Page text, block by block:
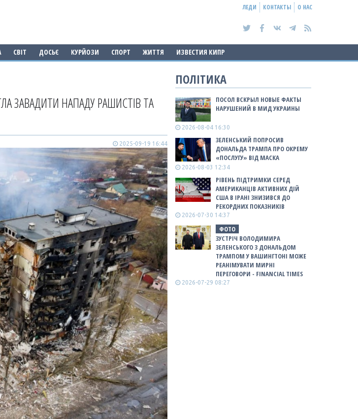
ЛЕДИ КОНТАКТЫ О НАС
СВІТ ДОСЬЄ КУРЙОЗИ СПОРТ ЖИТТЯ ИЗВЕСТИЯ КИПР
ЗАВАДИТИ НАПАДУ РАШИСТІВ ТА
2025-09-19 16:44
ПОЛІТИКА
ПОСОЛ ВСКРЫЛ НОВЫЕ ФАКТЫ
НАРУШЕНИЙ В МИД УКРАИНЫ
2026-08-04 16:30
ЗЕЛЕНСЬКИЙ ПОПРОСИВ
ДОНАЛЬДА ТРАМПА ПРО ОКРЕМУ
«ПОСЛУГУ» ВІД МАСКА
2026-08-03 12:34
РІВЕНЬ ПІДТРИМКИ СЕРЕД
АМЕРИКАНЦІВ АКТИВНИХ ДІЙ
США В ІРАНІ ЗНИЗИВСЯ ДО
РЕКОРДНИХ ПОКАЗНИКІВ
2026-07-30 14:37
ФОТО
ЗУСТРІЧ ВОЛОДИМИРА
ЗЕЛЕНСЬКОГО З ДОНАЛЬДОМ
ТРАМПОМ У ВАШИНГТОНІ МОЖЕ
РЕАНІМУВАТИ МИРНІ
ПЕРЕГОВОРИ - FINANCIAL TIMES
2026-07-29 08:27